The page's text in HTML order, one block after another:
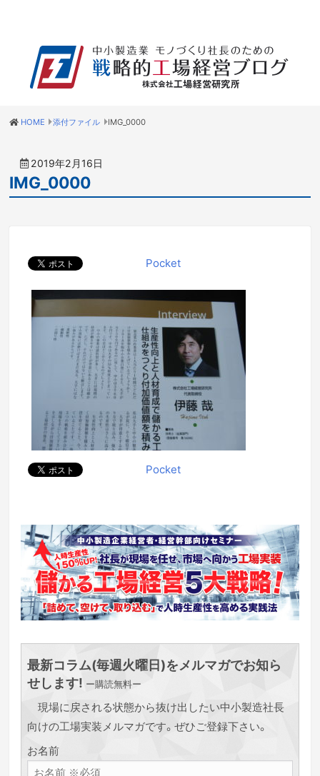
HOME 添付ファイル IMG_0000
2019年2月16日
IMG_0000
Pocket
Pocket
最新コラム(毎週火曜日)をメルマガでお知ら
せします! ー購読無料ー
現場に戻される状態から抜け出したい中小製造社長
向けの工場実装メルマガです。ぜひご登録下さい。
お名前